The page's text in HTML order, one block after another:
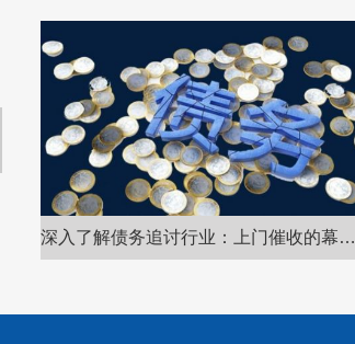
债务追讨秘籍：上门追债前的准备工作有多重要？